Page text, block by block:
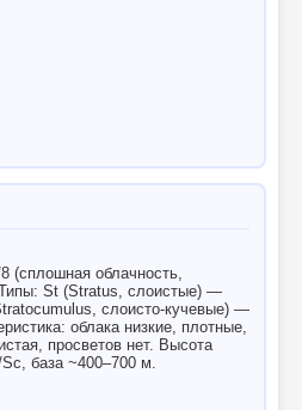
(сплошная облачность,
St (Stratus, слоистые) —
слоисто-кучевые) —
облака низкие, плотные,
просветов нет. Высота
база ~400–700 м.